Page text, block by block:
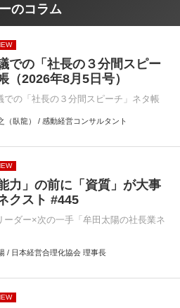
のコラム
での「社長の３分間スピー
（2026年8月5日号）
での「社長の３分間スピーチ」ネタ帳
（臥龍） / 感動経営コンサルタント
力」の前に「資質」が大事
クスト #445
ーダー×次の一手「牟田太陽の社長業ネ
/ 日本経営合理化協会 理事長